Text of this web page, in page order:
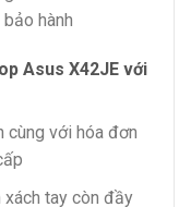
hành
Asus X42JE với
cùng với hóa đơn
xách tay còn đầy